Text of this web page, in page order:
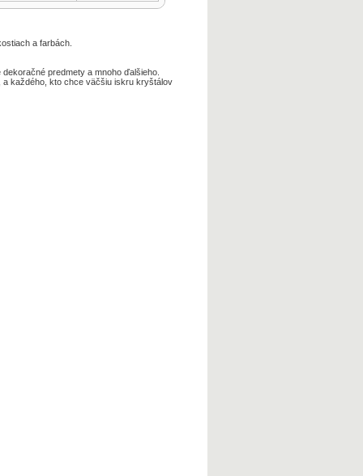
a farbách.
predmety a mnoho ďalšieho.
a každého, kto chce väčšiu iskru kryštálov